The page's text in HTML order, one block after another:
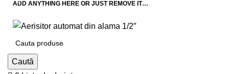
ADD ANYTHING HERE OR JUST REMOVE IT…
Caută
0
0